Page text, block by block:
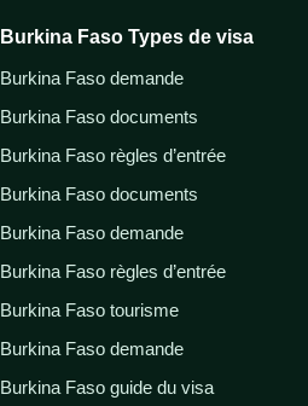
Burkina Faso Types de visa
Burkina Faso demande
Burkina Faso documents
Burkina Faso règles d’entrée
Burkina Faso documents
Burkina Faso demande
Burkina Faso règles d’entrée
Burkina Faso tourisme
Burkina Faso demande
Burkina Faso guide du visa